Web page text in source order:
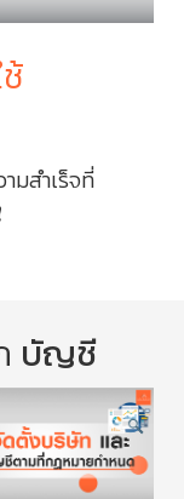
มสำเร็จที่
บัญชี